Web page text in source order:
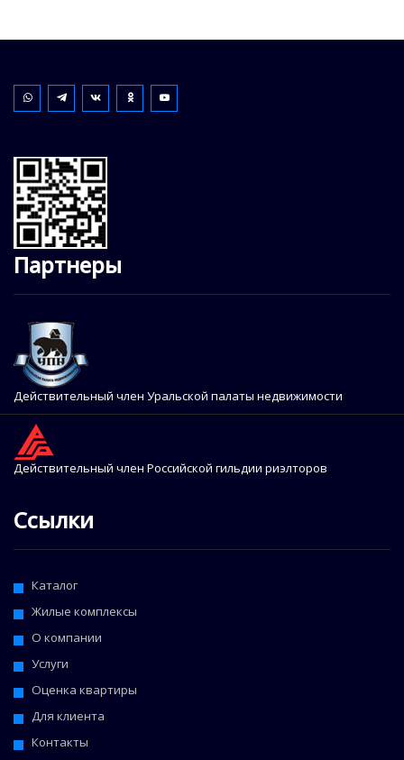
Партнеры
Действительный член Уральской палаты недвижимости
Действительный член Российской гильдии риэлторов
Ссылки
Каталог
Жилые комплексы
О компании
Услуги
Оценка квартиры
Для клиента
Контакты